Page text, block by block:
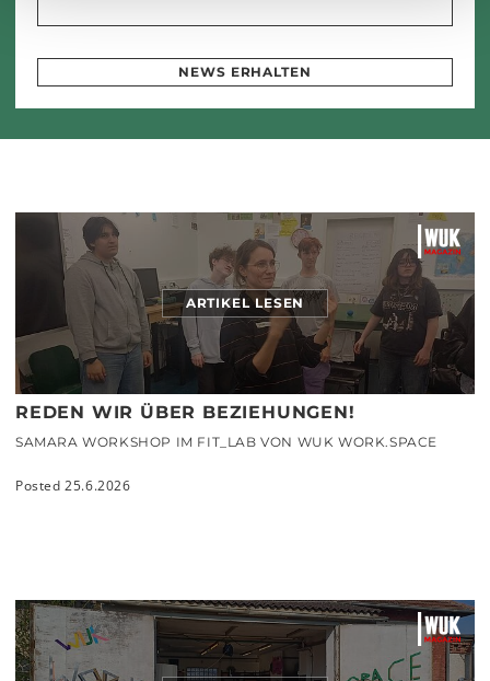
NEWS ERHALTEN
ARTIKEL LESEN
REDEN WIR ÜBER BEZIEHUNGEN!
SAMARA WORKSHOP IM FIT_LAB VON WUK WORK.SPACE
Posted 25.6.2026